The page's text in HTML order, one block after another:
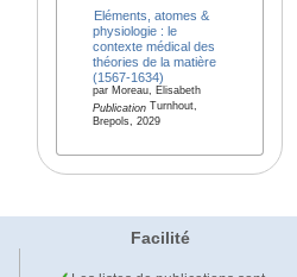
Eléments, atomes &
physiologie : le
contexte médical des
théories de la matière
(1567-1634)
par Moreau, Elisabeth
PublicationTurnhout,
Brepols, 2029
Facilité